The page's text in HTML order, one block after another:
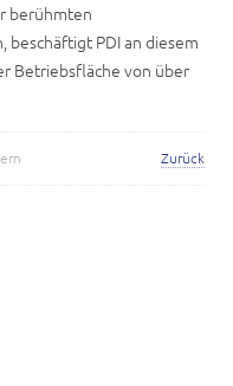
berühmten
PDI an diesem
Betriebsfläche von über
Zurück